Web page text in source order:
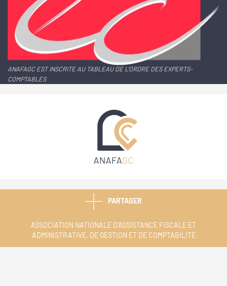
ANAFAGC EST INSCRITE AU TABLEAU DE L'ORDRE DES EXPERTS-
COMPTABLES
PARTAGER
ASSOCIATION NATIONALE D'ASSISTANCE FISCALE ET
ADMINISTRATIVE, DE GESTION ET DE COMPTABILITÉ